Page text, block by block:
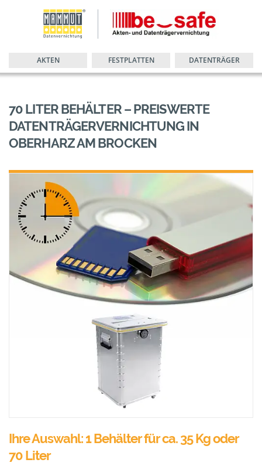
AKTEN FESTPLATTEN DATENTRÄGER
70 LITER BEHÄLTER – PREISWERTE
DATENTRÄGERVERNICHTUNG IN
OBERHARZ AM BROCKEN
Ihre Auswahl: 1 Behälter für ca. 35 Kg oder
70 Liter